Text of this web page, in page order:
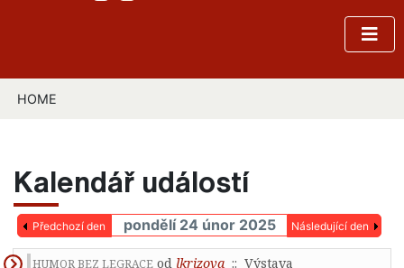
HOME
Kalendář událostí
Předchozí den pondělí 24 únor 2025 Následující den
HUMOR BEZ LEGRACE od lkrizova :: Výstava